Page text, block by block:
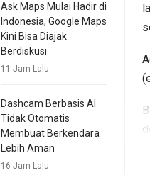
Ask Maps Mulai Hadir di
Indonesia, Google Maps
Kini Bisa Diajak
Berdiskusi
11 Jam Lalu
Dashcam Berbasis AI
Tidak Otomatis
Membuat Berkendara
Lebih Aman
16 Jam Lalu